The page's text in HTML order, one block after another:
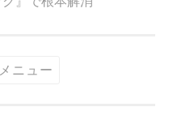
ニュー